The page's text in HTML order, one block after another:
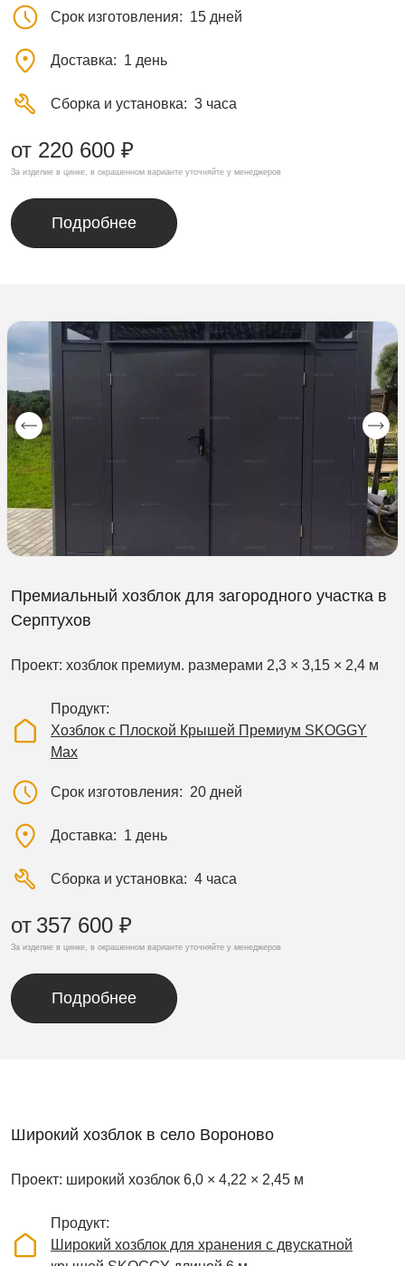
Срок изготовления 15 дней
Доставка 1 день
Сборка и установка 3 часа
от 220 600 ₽
За изделие в цинке, в окрашенном варианте уточняйте у менеджеров
Подробнее
Премиальный хозблок для загородного участка в
Серптухов
Проект: хозблок премиум. размерами 2,3 × 3,15 × 2,4 м
Продукт
Хозблок с Плоской Крышей Премиум SKOGGY
Max
Срок изготовления 20 дней
Доставка 1 день
Сборка и установка 4 часа
от 357 600 ₽
За изделие в цинке, в окрашенном варианте уточняйте у менеджеров
Подробнее
Широкий хозблок в село Вороново
Проект: широкий хозблок 6,0 × 4,22 × 2,45 м
Продукт
Широкий хозблок для хранения с двускатной